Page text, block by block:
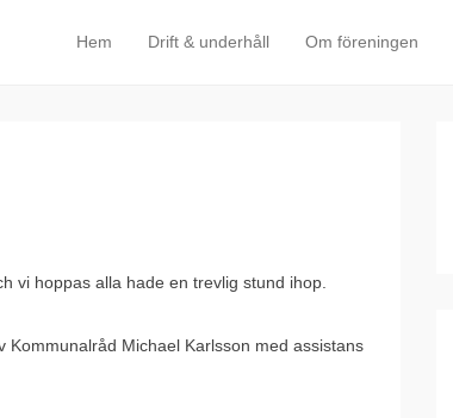
Primary Menu
Skip to content
Hem Drift & underhåll Om föreningen
vi hoppas alla hade en trevlig stund ihop.
Michael Karlsson med assistans